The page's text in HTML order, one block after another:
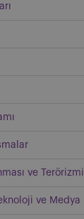
ve
ve Medya